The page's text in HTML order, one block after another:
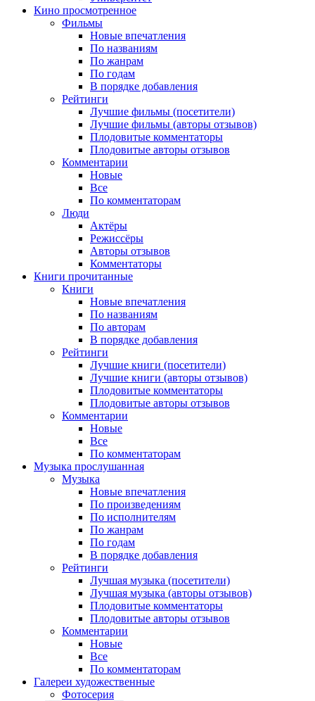
Кино просмотренное
Фильмы
Новые впечатления
По названиям
По жанрам
По годам
В порядке добавления
Рейтинги
Лучшие фильмы (посетители)
Лучшие фильмы (авторы отзывов)
Плодовитые комментаторы
Плодовитые авторы отзывов
Комментарии
Новые
Все
По комментаторам
Люди
Актёры
Режиссёры
Авторы отзывов
Комментаторы
Книги прочитанные
Книги
Новые впечатления
По названиям
По авторам
В порядке добавления
Рейтинги
Лучшие книги (посетители)
Лучшие книги (авторы отзывов)
Плодовитые комментаторы
Плодовитые авторы отзывов
Комментарии
Новые
Все
По комментаторам
Музыка прослушанная
Музыка
Новые впечатления
По произведениям
По исполнителям
По жанрам
По годам
В порядке добавления
Рейтинги
Лучшая музыка (посетители)
Лучшая музыка (авторы отзывов)
Плодовитые комментаторы
Плодовитые авторы отзывов
Комментарии
Новые
Все
По комментаторам
Галереи художественные
Фотосерия